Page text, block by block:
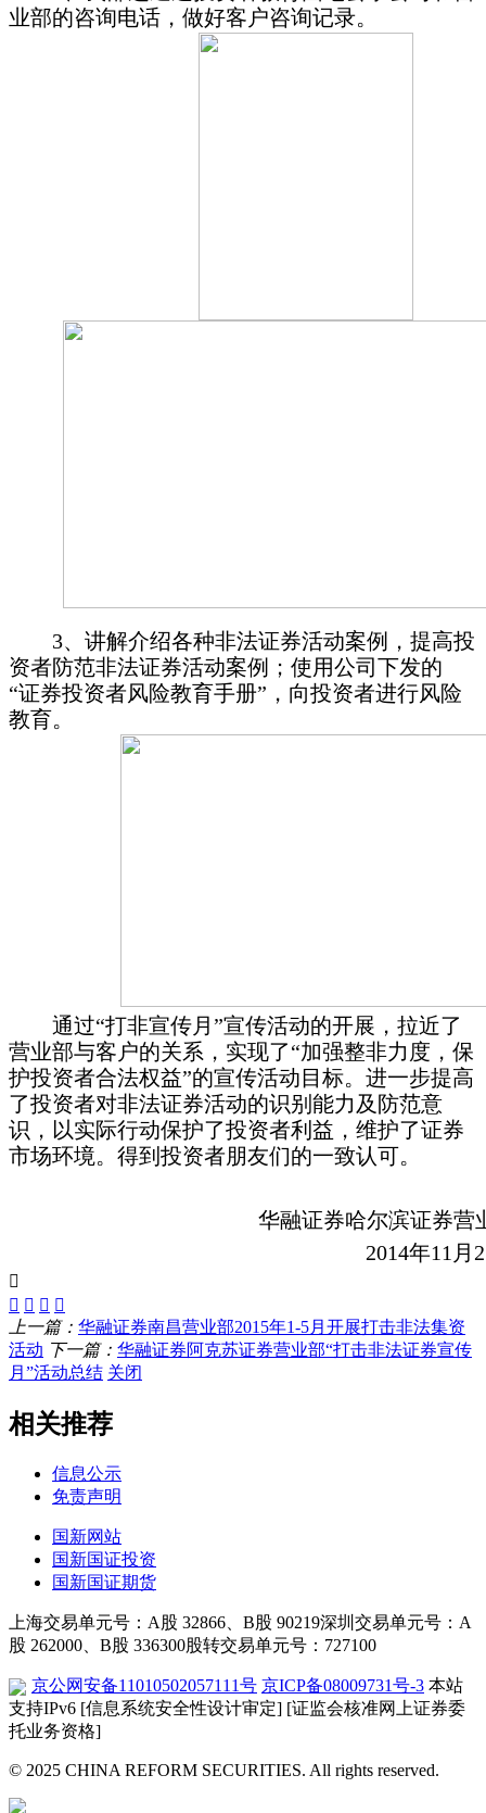
业部的咨询电话，做好客户咨询记录。
3、讲解介绍各种非法证券活动案例，提高投
资者防范非法证券活动案例；使用公司下发的
“证券投资者风险教育手册”，向投资者进行风险
教育。
通过“打非宣传月”宣传活动的开展，拉近了
营业部与客户的关系，实现了“加强整非力度，保
护投资者合法权益”的宣传活动目标。进一步提高
了投资者对非法证券活动的识别能力及防范意
识，以实际行动保护了投资者利益，维护了证券
市场环境。得到投资者朋友们的一致认可。
华融证券哈尔滨证券营
2014年11 月
上一篇： 华融证券南昌营业部2015年1-5月开展打击非法集资
活动 下一篇： 华融证券阿克苏证券营业部“打击非法证券宣传
月”活动总结 关闭
相关推荐
信息公示
免责声明
国新网站
国新国证投资
国新国证期货
上海交易单元号：A股 32866、B股 90219深圳交易单元号：A
股 262000、B股 336300股转交易单元号：727100
京公网安备11010502057111号 京ICP备08009731号-3 本站
支持IPv6 [信息系统安全性设计审定] [证监会核准网上证券委
托业务资格]
© 2025 CHINA REFORM SECURITIES. All rights reserved.